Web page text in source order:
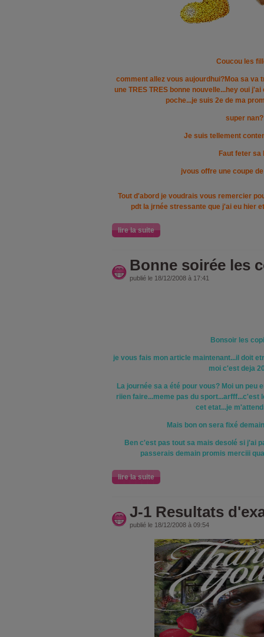
Coucou les
comment allez vous aujourdhui?Moa sa va
une TRES TRES bonne nouvelle...hey oui
poche...je suis 2e de ma
super nan?
Je suis tellement
Faut feter sa
jvous offre une coupe
Tout d'abord je voudrais vous remercier
pdt la jrnée stressante que j'ai eu hier
lire la suite
Bonne soirée les
publié le 18/12/2008 à 17:41
Bonsoir les
je vous fais mon article maintenant...il doit
moi c'est deja
La journée sa a été pour vous? Moi un peu
riien faire...meme pas du sport...arfff...c'est
cet etat...je
Mais bon on sera fixé
Ben c'est pas tout sa mais desolé si j'ai
passerais demain promis merciii
lire la suite
J-1 Resultats
publié le 18/12/2008 à 09:54